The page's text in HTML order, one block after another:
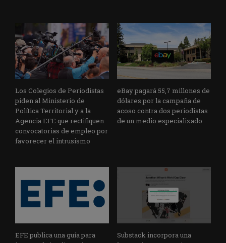
Los Colegios de Periodistas
piden al Ministerio de
Política Territorial y a la
Agencia EFE que rectifiquen
convocatorias de empleo por
favorecer el intrusismo
eBay pagará 55,7 millones de
dólares por la campaña de
acoso contra dos periodistas
de un medio especializado
EFE publica una guía para
Substack incorpora una